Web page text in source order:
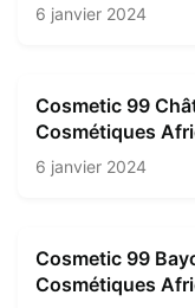
6 janvier 2024
Cosmetic 99
Cosmétiques
6 janvier 2024
Cosmetic 99
Cosmétiques